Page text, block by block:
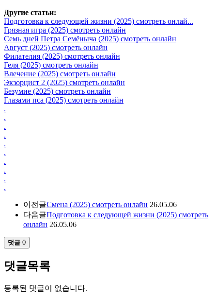
Другие статьи:
Подготовка к следующей жизни (2025) смотреть онлай...
Грязная игра (2025) смотреть онлайн
Семь дней Петра Семёныча (2025) смотреть онлайн
Август (2025) смотреть онлайн
Филателия (2025) смотреть онлайн
Геля (2025) смотреть онлайн
Влечение (2025) смотреть онлайн
Экзорцист 2 (2025) смотреть онлайн
Безумие (2025) смотреть онлайн
Глазами пса (2025) смотреть онлайн
.
.
.
.
.
.
.
.
.
.
이전글Смена (2025) смотреть онлайн 26.05.06
다음글Подготовка к следующей жизни (2025) смотреть
онлайн 26.05.06
댓글 0
댓글목록
등록된 댓글이 없습니다.